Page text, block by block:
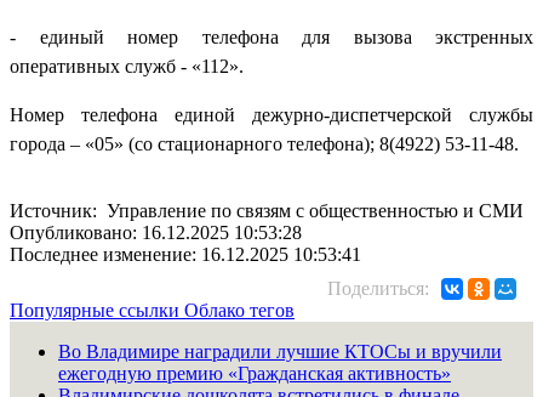
- единый номер телефона для вызова экстренных
оперативных служб - «112».
Номер телефона единой дежурно-диспетчерской службы
города – «05» (со стационарного телефона); 8(4922) 53-11-48.
Источник: Управление по связям с общественностью и СМИ
Опубликовано: 16.12.2025 10:53:28
Последнее изменение: 16.12.2025 10:53:41
Поделиться:
Популярные ссылки Облако тегов
Во Владимире наградили лучшие КТОСы и вручили
ежегодную премию «Гражданская активность»